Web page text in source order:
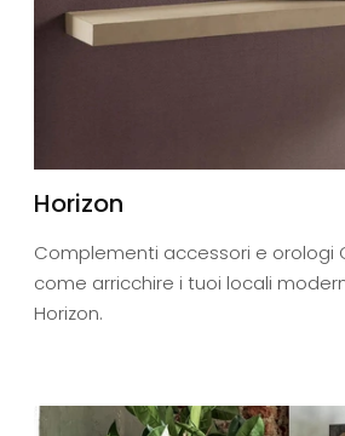
Horizon
Complementi accessori e orologi
come arricchire i tuoi locali
Horizon.